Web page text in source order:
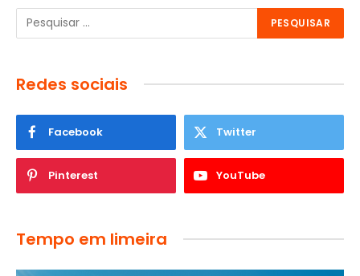
Redes sociais
Facebook Twitter
Pinterest YouTube
Tempo em limeira